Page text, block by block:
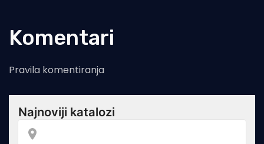
Komentari
Pravila komentiranja